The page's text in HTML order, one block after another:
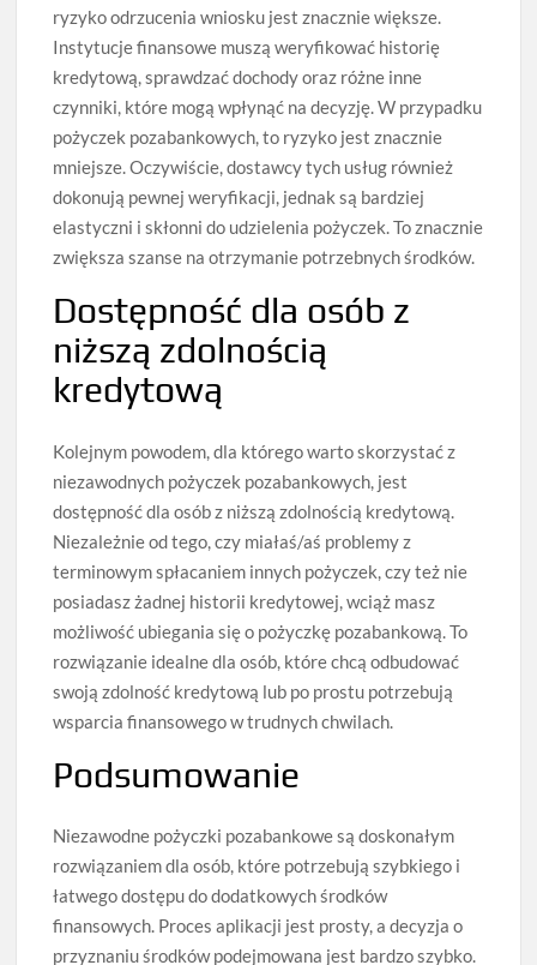
ryzyko odrzucenia wniosku jest znacznie większe.
Instytucje finansowe muszą weryfikować historię
kredytową, sprawdzać dochody oraz różne inne
czynniki, które mogą wpłynąć na decyzję. W przypadku
pożyczek pozabankowych, to ryzyko jest znacznie
mniejsze. Oczywiście, dostawcy tych usług również
dokonują pewnej weryfikacji, jednak są bardziej
elastyczni i skłonni do udzielenia pożyczek. To znacznie
zwiększa szanse na otrzymanie potrzebnych środków.
Dostępność dla osób z
niższą zdolnością
kredytową
Kolejnym powodem, dla którego warto skorzystać z
niezawodnych pożyczek pozabankowych, jest
dostępność dla osób z niższą zdolnością kredytową.
Niezależnie od tego, czy miałaś/aś problemy z
terminowym spłacaniem innych pożyczek, czy też nie
posiadasz żadnej historii kredytowej, wciąż masz
możliwość ubiegania się o pożyczkę pozabankową. To
rozwiązanie idealne dla osób, które chcą odbudować
swoją zdolność kredytową lub po prostu potrzebują
wsparcia finansowego w trudnych chwilach.
Podsumowanie
Niezawodne pożyczki pozabankowe są doskonałym
rozwiązaniem dla osób, które potrzebują szybkiego i
łatwego dostępu do dodatkowych środków
finansowych. Proces aplikacji jest prosty, a decyzja o
przyznaniu środków podejmowana jest bardzo szybko.